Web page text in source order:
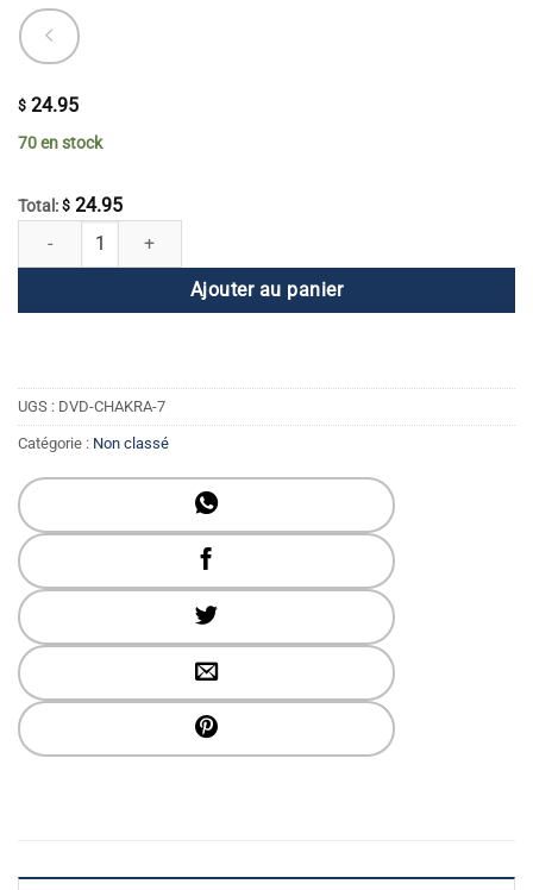
$ 24.95
70 en stock
Total: $ 24.95
quantité de La série de DVD Chakra 7
Ajouter au panier
UGS : DVD-CHAKRA-7
Catégorie : Non classé